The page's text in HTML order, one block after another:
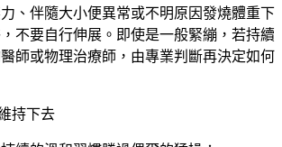
、伴隨大小便異常或不明原因發燒體重下
不要自行伸展。即使是一般緊繃，若持續
師或物理治療師，由專業判斷再決定如何
持下去